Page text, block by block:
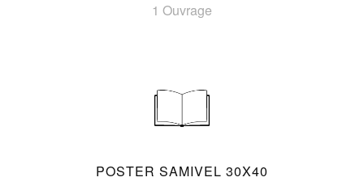
1 Ouvrage
POSTER SAMIVEL 30X40